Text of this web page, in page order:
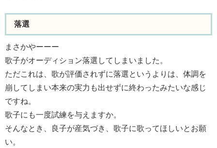
落選
まさかやーーー
歌子がオーディション落選してしまいました。
ただこれは、歌が評価されずに落選というよりは、体調を
崩してしまい本来の実力も出せずに終わったみたいな感じ
ですね。
歌子にも一度試練を与えますか。
そんなとき、良子が産気づき、歌子に歌ってほしいとお願
い。